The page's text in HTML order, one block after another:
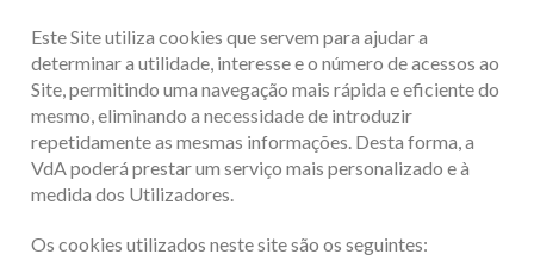
Este Site utiliza cookies que servem para ajudar a
determinar a utilidade, interesse e o número de acessos ao
Site, permitindo uma navegação mais rápida e eficiente do
mesmo, eliminando a necessidade de introduzir
repetidamente as mesmas informações. Desta forma, a
VdA poderá prestar um serviço mais personalizado e à
medida dos Utilizadores.
Os cookies utilizados neste site são os seguintes: